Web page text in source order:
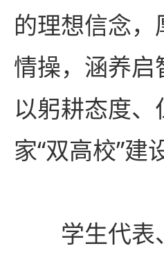
的理想信念
情操，涵养
以躬耕态度
家“双高校”建
学生代